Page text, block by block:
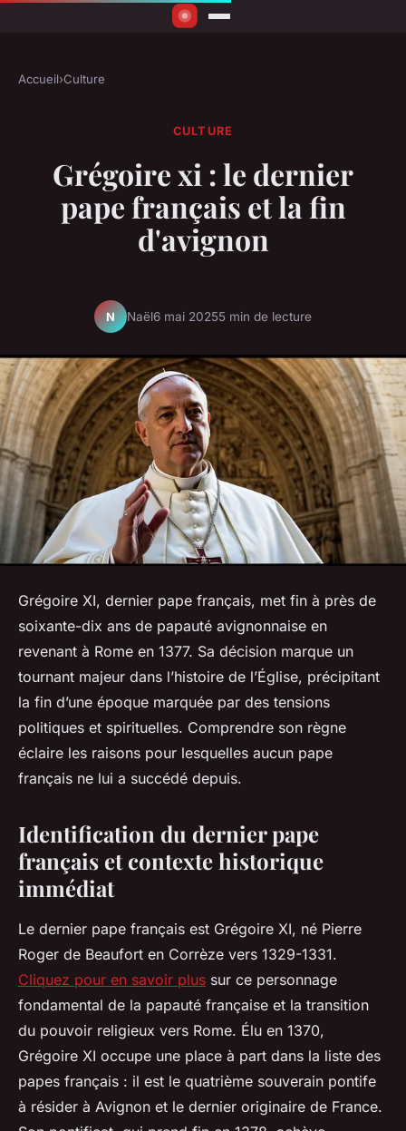
Accueil›Culture
CULTURE
Grégoire xi : le dernier
pape français et la fin
d'avignon
N Naël6 mai 20255 min de lecture
Grégoire XI, dernier pape français, met fin à près de
soixante-dix ans de papauté avignonnaise en
revenant à Rome en 1377. Sa décision marque un
tournant majeur dans l’histoire de l’Église, précipitant
la fin d’une époque marquée par des tensions
politiques et spirituelles. Comprendre son règne
éclaire les raisons pour lesquelles aucun pape
français ne lui a succédé depuis.
Identification du dernier pape
français et contexte historique
immédiat
Le dernier pape français est Grégoire XI, né Pierre
Roger de Beaufort en Corrèze vers 1329-1331.
Cliquez pour en savoir plus sur ce personnage
fondamental de la papauté française et la transition
du pouvoir religieux vers Rome. Élu en 1370,
Grégoire XI occupe une place à part dans la liste des
papes français : il est le quatrième souverain pontife
à résider à Avignon et le dernier originaire de France.